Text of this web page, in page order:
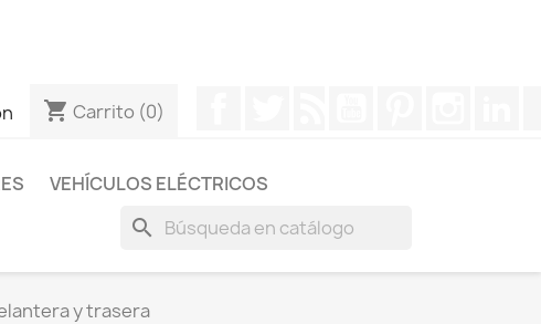
shopping_cart Carrito (0)
VEHÍCULOS ELÉCTRICOS
search
y trasera